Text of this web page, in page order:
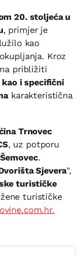
20. stoljeća u
, primjer je
kao
Kroz
približiti
i specifični
karakteristična
Trnovec
, uz potporu
.
Sjevera",
turističke
turističke